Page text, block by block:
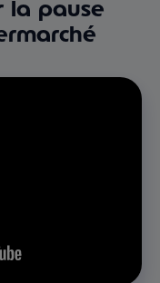
la pause